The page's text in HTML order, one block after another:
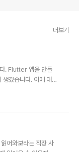
더보기
. Flutter 앱을 만들
생겼습니다. 이에 대
정을 공유해볼게요 :
pub get을 통해
AndroidManifes..
어와보라는 직장 사